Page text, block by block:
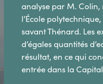
analyse par M.
l’École
savant Thénard. Les
d’égales quantités
résultat, en ce qui
entrée dans la